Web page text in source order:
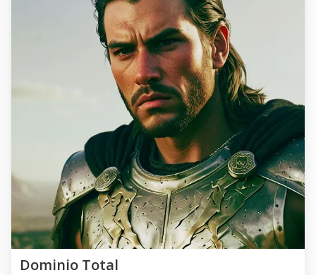
Dominio Total